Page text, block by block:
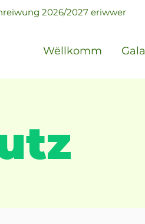
2026/2027 eriwwer
Wëllkomm Gala